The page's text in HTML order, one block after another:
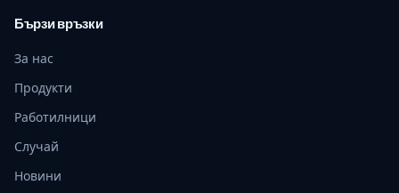
Бързи връзки
За нас
Продукти
Работилници
Случай
Новини